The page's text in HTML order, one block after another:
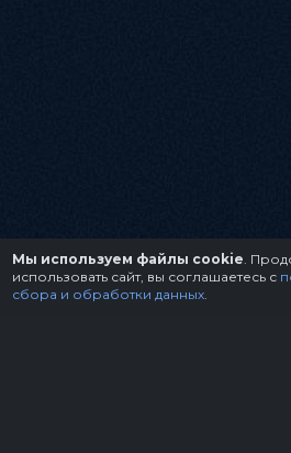
Мы используем файлы cookie .
использовать сайт, вы соглашаетесь с
сбора и обработки данных